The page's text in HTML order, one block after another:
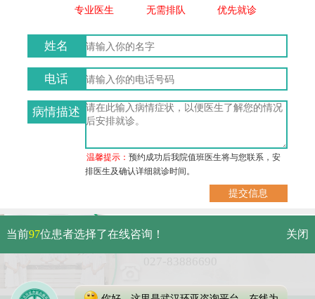
专业医生 无需排队 优先就诊
姓名
电话
病情描述
温馨提示：预约成功后我院值班医生将与您联系，安
排医生及确认详细就诊时间。
武汉市硚口区解放大道479号
免费电话：
当前97位患者选择了在线咨询！ 关闭